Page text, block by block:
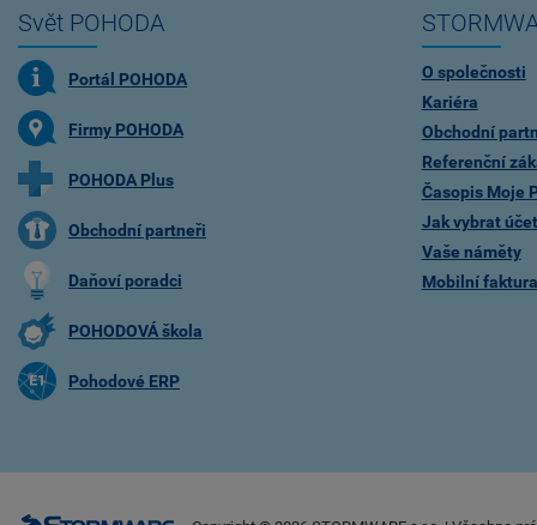
Svět POHODA
Portál POHODA
Firmy POHODA
POHODA Plus
Obchodní partneři
Daňoví poradci
POHODOVÁ škola
Pohodové ERP
O společnosti
Kariéra
Obchodní
Referenční
Časopis Moje
Jak vybrat
Vaše náměty
Mobilní